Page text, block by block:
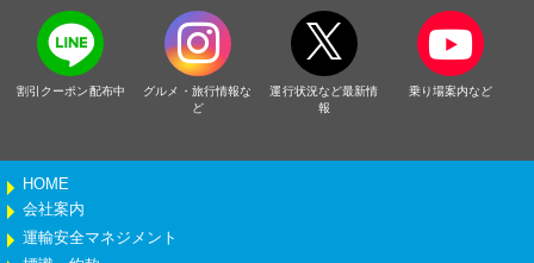
割引クーポン配布中
グルメ・旅行情報な
ど
運行状況など最新情
報
乗り場案内など
HOME
会社案内
運輸安全マネジメント